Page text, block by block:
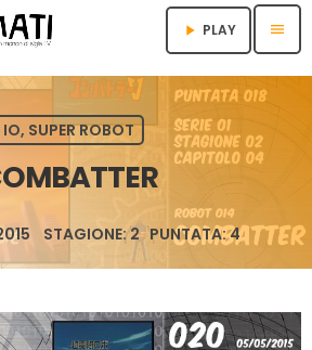
play_arrow PLAY menu
IO, SUPER ROBOT
STAGIONE: 2 PUNTATA: 4